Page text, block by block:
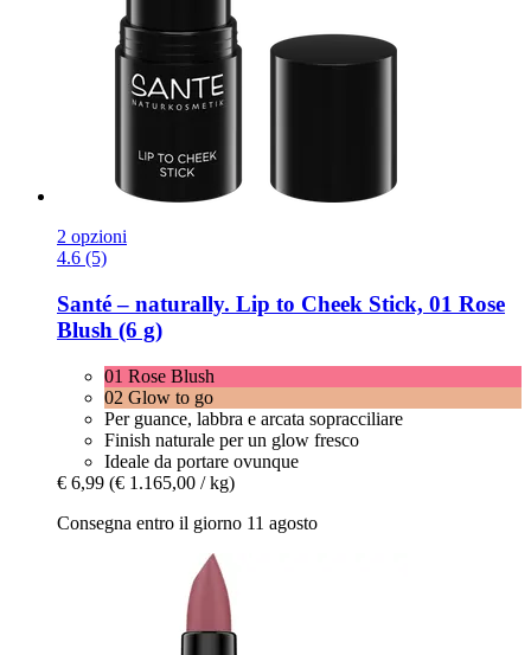
2 opzioni
4.6 (5)
Santé – naturally. Lip to Cheek Stick, 01 Rose
Blush (6 g)
01 Rose Blush
02 Glow to go
Per guance, labbra e arcata sopracciliare
Finish naturale per un glow fresco
Ideale da portare ovunque
€ 6,99 (€ 1.165,00 / kg)
Consegna entro il giorno 11 agosto